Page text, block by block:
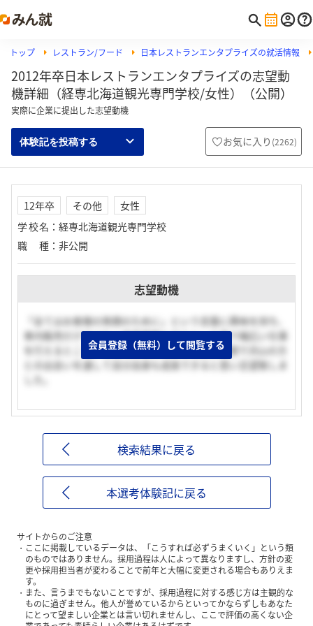
トップ レストラン/フード 日本レストランエンタプライズの就活情報
2012年卒日本レストランエンタプライズの志望動
機詳細（経専北海道観光専門学校/女性）（公開）
実際に企業に提出した志望動機
体験記を投稿する お気に入り (2262)
12年卒 その他
女性
学校名 ： 経専北海道観光専門学校
職種 ： 非公開
志望動機
「全てはお客様の笑顔のために」という言葉に興味を持ち、
車内販売だけではなく車掌業務も行うという事で幅広い仕事
を行えるところ。そして、車内という特別な空間で沢山の方
との出会いを通して自分自身も成長できると思い志望致しま
会員登録（無料）して閲覧する
検索結果に戻る
本選考体験記に戻る
サイトからのご注意
ここに掲載しているデータは、「こうすれば必ずうまくいく」という類
のものではありません。採用過程は人によって異なりますし、方針の変
更や採用担当者が変わることで前年と大幅に変更される場合もありえま
す。
また、言うまでもないことですが、採用過程に対する感じ方は主観的な
ものに過ぎません。他人が誉めているからといってかならずしもあなた
にとって望ましい企業とは言い切れませんし、ここで評価の高くない企